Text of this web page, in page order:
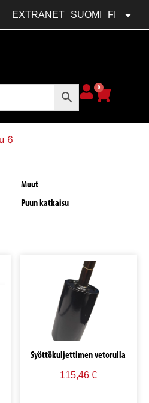
SUOMI FI
POLSKI
PL
EXTRANET
0
6
Muut
Puun katkaisu
Syöttökuljettimen vetorulla
115,46 €